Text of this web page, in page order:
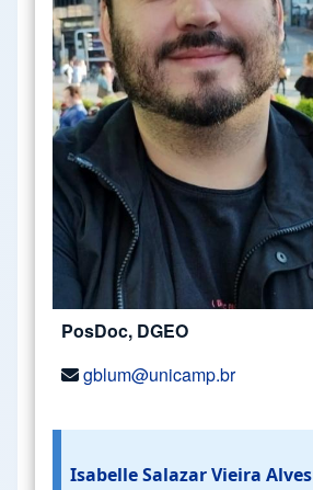
PosDoc, DGEO
gblum@unicamp.br
Isabelle Salazar Vieira Alves